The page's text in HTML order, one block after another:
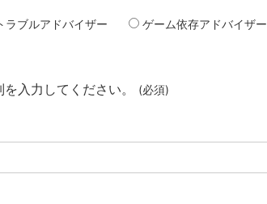
ラブルアドバイザー ゲーム依存アドバイザー
入力してください。 (必須)